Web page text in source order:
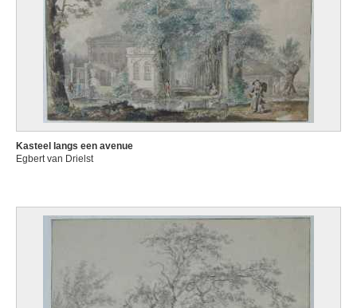
Kasteel langs een avenue
Egbert van Drielst